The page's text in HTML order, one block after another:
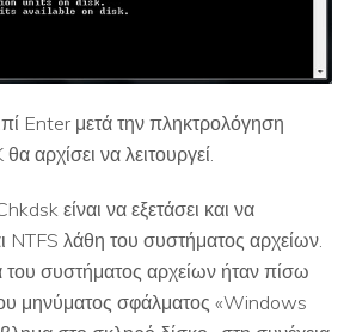
Enter μετά την πληκτρολόγηση
αρχίσει να λειτουργεί.
είναι να εξετάσει και να
NTFS λάθη του συστήματος αρχείων.
συστήματος αρχείων ήταν πίσω
μηνύματος σφάλματος «Windows